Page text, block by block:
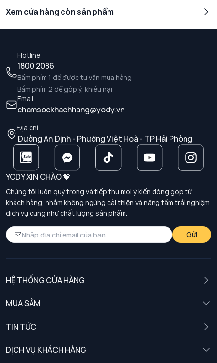
Xem cửa hàng còn sản phẩm
Hotline
1800 2086
Bấm phím 1 để được tư vấn mua hàng
Bấm phím 2 để góp ý, khiếu nại
Email
chamsockhachhang@yody.vn
Địa chỉ
Đường An Định - Phường Việt Hoà - TP Hải Phòng
YODY XIN CHÀO 💖
Chúng tôi luôn quý trọng và tiếp thu mọi ý kiến đóng góp từ
khách hàng, nhằm không ngừng cải thiện và nâng tầm trải nghiệm
dịch vụ cũng như chất lượng sản phẩm.
Gửi
HỆ THỐNG CỬA HÀNG
MUA SẮM
TIN TỨC
DỊCH VỤ KHÁCH HÀNG